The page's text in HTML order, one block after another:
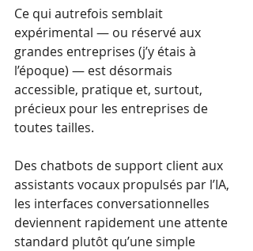
Ce qui autrefois semblait
expérimental — ou réservé aux
grandes entreprises (j’y étais à
l’époque) — est désormais
accessible, pratique et, surtout,
précieux pour les entreprises de
toutes tailles.
Des chatbots de support client aux
assistants vocaux propulsés par l’IA,
les interfaces conversationnelles
deviennent rapidement une attente
standard plutôt qu’une simple